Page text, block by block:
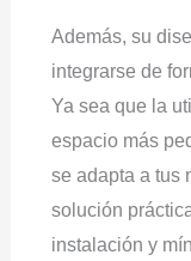
Además, su
integrarse de
Ya sea que la
espacio más
se adapta a tus
solución
instalación y